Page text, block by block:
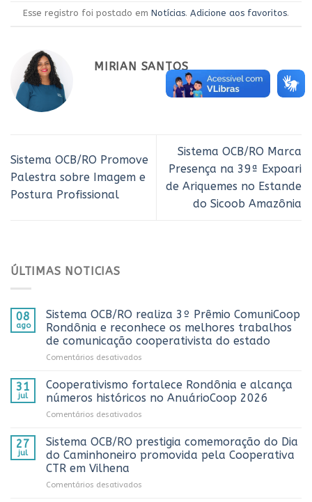
Esse registro foi postado em Notícias. Adicione aos favoritos.
MIRIAN SANTOS
Sistema OCB/RO Promove
Palestra sobre Imagem e
Postura Profissional
Sistema OCB/RO Marca
Presença na 39ª Expoari
de Ariquemes no Estande
do Sicoob Amazônia
ÚLTIMAS NOTICIAS
08
ago
Sistema OCB/RO realiza 3º Prêmio ComuniCoop
Rondônia e reconhece os melhores trabalhos
de comunicação cooperativista do estado
Comentários desativados
OCB/RO
3º
Rondônia
e
reconhece
31
jul
Cooperativismo fortalece Rondônia e alcança
números históricos no AnuárioCoop 2026
Comentários desativados
fortalece
Rondônia
e
27
jul
Sistema OCB/RO prestigia comemoração do Dia
do Caminhoneiro promovida pela Cooperativa
CTR em Vilhena
Comentários desativados